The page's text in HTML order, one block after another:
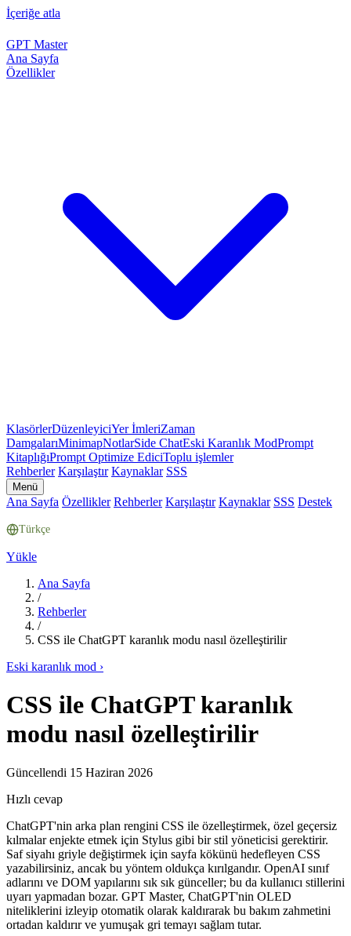
İçeriğe atla
GPT Master
Ana Sayfa
Özellikler
KlasörlerDüzenleyiciYer İmleriZaman
DamgalarıMinimapNotlarSide ChatEski Karanlık ModPrompt
KitaplığıPrompt Optimize EdiciToplu işlemler
Rehberler Karşılaştır Kaynaklar SSS
Menü
Ana Sayfa Özellikler Rehberler Karşılaştır Kaynaklar SSS Destek
Türkçe
Yükle
Ana Sayfa
/
Rehberler
/
CSS ile ChatGPT karanlık modu nasıl özelleştirilir
Eski karanlık mod ›
CSS ile ChatGPT karanlık
modu nasıl özelleştirilir
Güncellendi 15 Haziran 2026
Hızlı cevap
ChatGPT'nin arka plan rengini CSS ile özelleştirmek, özel geçersiz
kılmalar enjekte etmek için Stylus gibi bir stil yöneticisi gerektirir.
Saf siyahı griyle değiştirmek için sayfa kökünü hedefleyen CSS
yazabilirsiniz, ancak bu yöntem oldukça kırılgandır. OpenAI sınıf
adlarını ve DOM yapılarını sık sık günceller; bu da kullanıcı stillerini
uyarı yapmadan bozar. GPT Master, ChatGPT'nin OLED
niteliklerini izleyip otomatik olarak kaldırarak bu bakım zahmetini
ortadan kaldırır ve yumuşak gri temayı sağlam tutar.